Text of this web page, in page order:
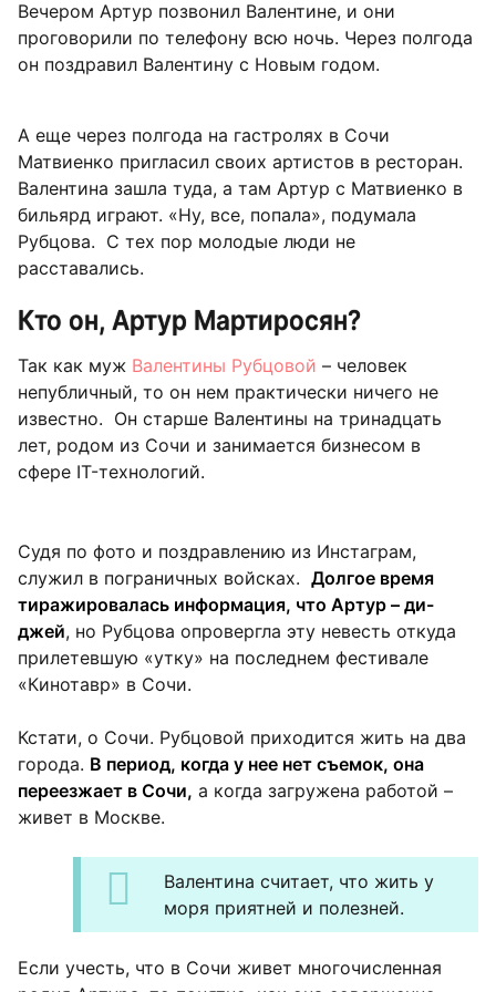
Вечером Артур позвонил Валентине, и они
проговорили по телефону всю ночь. Через полгода
он поздравил Валентину с Новым годом.
А еще через полгода на гастролях в Сочи
Матвиенко пригласил своих артистов в ресторан.
Валентина зашла туда, а там Артур с Матвиенко в
бильярд играют. «Ну, все, попала», подумала
Рубцова. С тех пор молодые люди не
расставались.
Кто он, Артур Мартиросян?
Так как муж Валентины Рубцовой – человек
непубличный, то он нем практически ничего не
известно. Он старше Валентины на тринадцать
лет, родом из Сочи и занимается бизнесом в
сфере IT-технологий.
Судя по фото и поздравлению из Инстаграм,
служил в пограничных войсках. Долгое время
тиражировалась информация, что Артур – ди-
джей, но Рубцова опровергла эту невесть откуда
прилетевшую «утку» на последнем фестивале
«Кинотавр» в Сочи.
Кстати, о Сочи. Рубцовой приходится жить на два
города. В период, когда у нее нет съемок, она
переезжает в Сочи, а когда загружена работой –
живет в Москве.
Валентина считает, что жить у
моря приятней и полезней.
Если учесть, что в Сочи живет многочисленная